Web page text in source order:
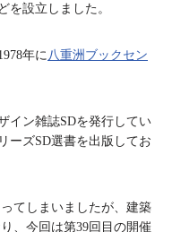
を設立しました。
年に 八重洲ブックセン
イン雑誌SDを発行してい
ーズSD選書を出版してお
てしまいましたが、建築
、今回は第39回目の開催